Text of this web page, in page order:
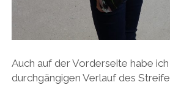
Auch auf der Vorderseite habe
durchgängigen Verlauf des